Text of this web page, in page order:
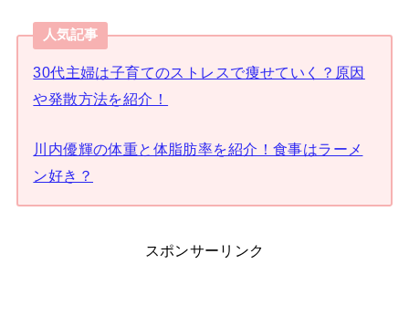
人気記事
30代主婦は子育てのストレスで痩せていく？原因
や発散方法を紹介！
川内優輝の体重と体脂肪率を紹介！食事はラーメ
ン好き？
スポンサーリンク